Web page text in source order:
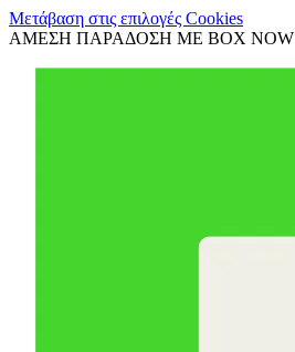
Μετάβαση στις επιλογές Cookies
ΑΜΕΣΗ ΠΑΡΑΔΟΣΗ ΜΕ BOX NOW